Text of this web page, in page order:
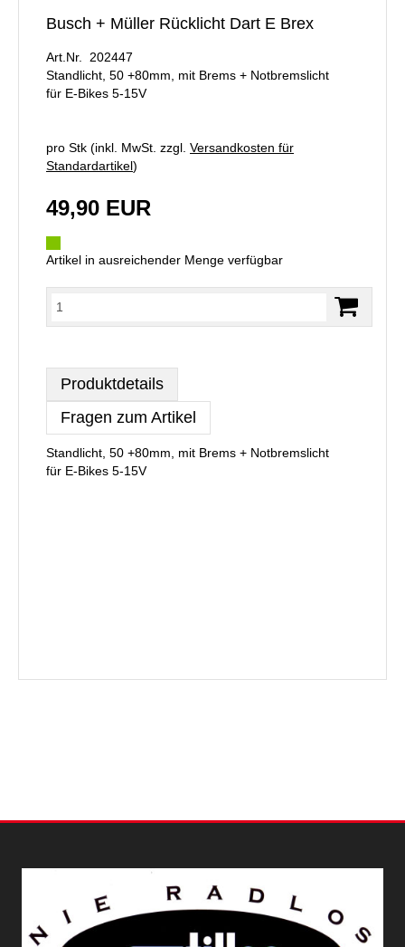
Busch + Müller Rücklicht Dart E Brex
Art.Nr. 202447
Standlicht, 50 +80mm, mit Brems + Notbremslicht
für E-Bikes 5-15V
pro Stk (inkl. MwSt. zzgl. Versandkosten für
Standardartikel)
49,90 EUR
Artikel in ausreichender Menge verfügbar
Produktdetails
Fragen zum Artikel
Standlicht, 50 +80mm, mit Brems + Notbremslicht
für E-Bikes 5-15V